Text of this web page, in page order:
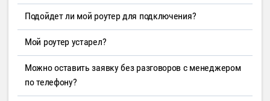
Подойдет ли мой роутер для подключения?
Мой роутер устарел?
Можно оставить заявку без разговоров с менеджером
по телефону?